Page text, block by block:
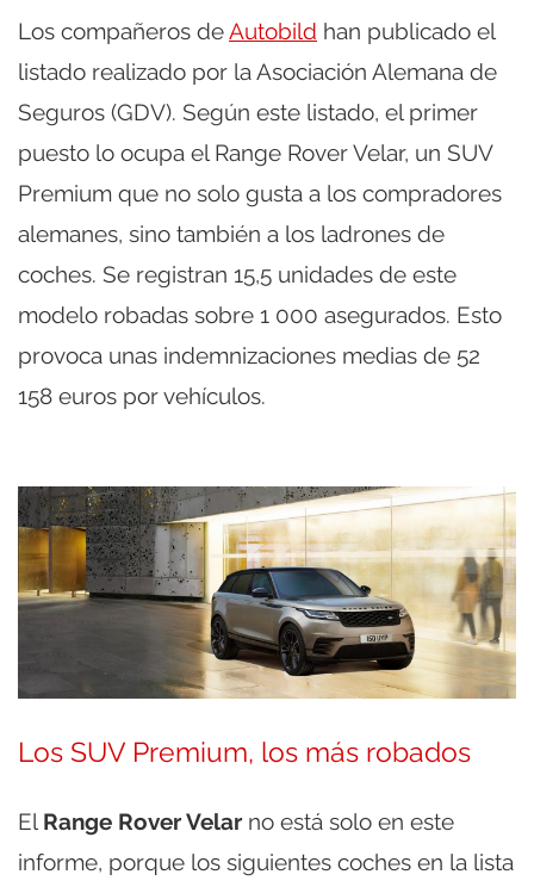
Los compañeros deAutobild han publicado el
listado realizado por la Asociación Alemana de
Seguros (GDV). Según este listado, el primer
puesto lo ocupa el Range Rover Velar, un SUV
Premium que no solo gusta a los compradores
alemanes, sino también a los ladrones de
coches. Se registran 15,5 unidades de este
modelo robadas sobre 1 000 asegurados. Esto
provoca unas indemnizaciones medias de 52
158 euros por vehículos.
Los SUV Premium, los más robados
El Range Rover Velar no está solo en este
informe, porque los siguientes coches en la lista